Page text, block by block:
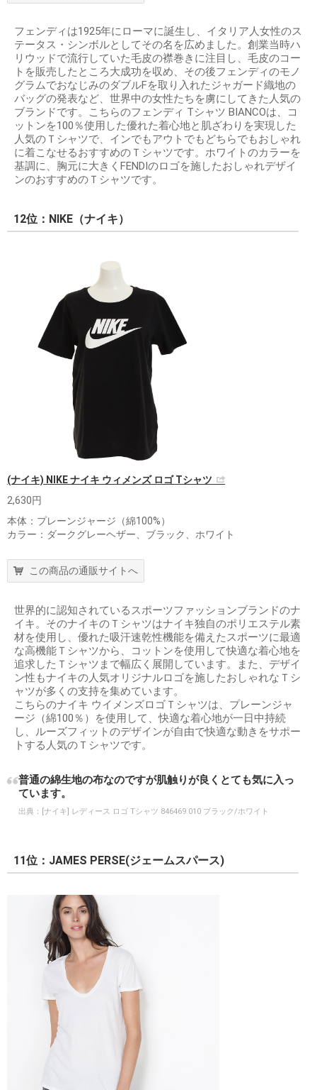
フェンディは1925年にローマに誕生し、イタリア人女性のス
テータス・シンボルとしてその名を広めました。創業当時ハ
リウッドで流行していた毛皮の襟巻きに注目し、毛皮のコー
トを販売したところ大成功を収め、その後フェンディのモノ
グラムでおなじみのダブルFを取り入れたジャガード織地の
バッグの発表など、世界中の女性たちを虜にしてきた人気の
ブランドです。こちらのフェンディ Tシャツ BIANCOは、コ
ットンを100％使用した優れた着心地と肌ざわりを実現した
人気のＴシャツで、インでもアウトでもどちらでもおしゃれ
に着こなせるおすすめのＴシャツです。ホワイトのカラーを
基調に、胸元に大きくFENDIのロゴを施したおしゃれデザイ
ンのおすすめのＴシャツです。
12位：NIKE（ナイキ）
(ナイキ) NIKE ナイキ ウィメンズ ロゴ Tシャツ
2,630円
本体：プレーンジャージ（綿100%）
カラー：ダークグレーヘザー、ブラック、ホワイト
この商品の通販サイトへ
世界的に認知されているスポーツファッションブランドのナ
イキ。そのナイキのＴシャツはナイキ独自のポリエステル素
材を使用し、優れた吸汗速乾性機能を備えたスポーツに最適
な高機能Ｔシャツから、コットンを使用して快適な着心地を
追求したＴシャツまで幅広く展開しています。また、デザイ
ン性もナイキの人気オリジナルロゴを施したおしゃれなＴシ
ャツが多くの支持を集めています。
こちらのナイキ ウイメンズロゴＴシャツは、プレーンジャ
ージ（綿100％）を使用して、快適な着心地が一日中持続
し、ルーズフィットのデザインが自由で快適な動きをサポー
トする人気のＴシャツです。
普通の綿生地の布なのですが肌触りが良くとても気に入っ
ています。
出典： [ナイキ] レディース ロゴ Tシャツ 846469 010 ブラック/ホワイト
11位：JAMES PERSE(ジェームスパース)